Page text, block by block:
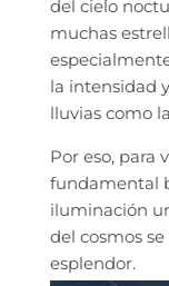
del cielo
muchas
la intensidad
lluvias como
Por eso, para
fundamental
iluminación
del cosmos
esplendor.